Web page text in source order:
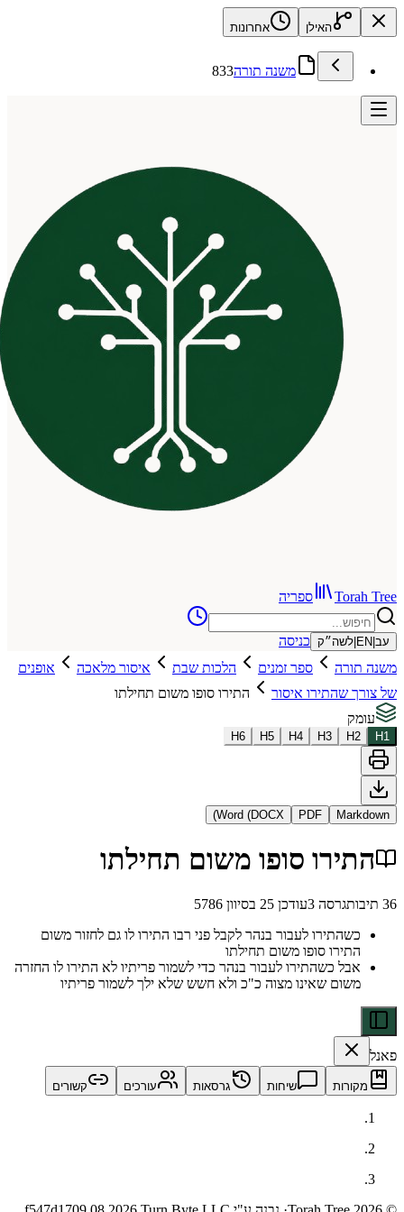
האילן אחרונות
משנה תורה833
ספריה
כניסה
ספר זמנים הלכות שבת איסור מלאכה
אופנים
איסור
התירו סופו משום תחילתו
H3
H4
H5
H6
PDF
Word (DOCX)
סופו משום תחילתו
גרסה 3עודכן 25 בסיוון 5786
לעבור בנהר לקבל פני רבו התירו לו גם לחזור משום
סופו משום תחילתו
כשהתירו לעבור בנהר כדי לשמור פריתיו לא התירו לו החזרה
שאינו מצוה כ"כ ולא חשש שלא ילך לשמור פריתיו
שיחות גרסאות עורכים קשורים